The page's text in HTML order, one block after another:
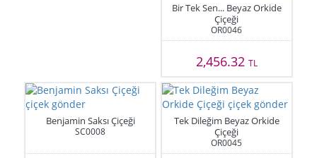
Bir Tek Sen... Beyaz Orkide
Çiçeği
OR0046
2,456.32 TL
Benjamin Saksı Çiçeği
SC0008
Tek Dileğim Beyaz Orkide
Çiçeği
OR0045